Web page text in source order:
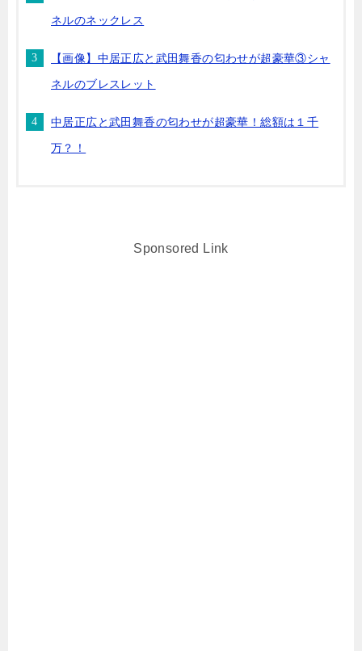
ネルのネックレス
【画像】中居正広と武田舞香の匂わせが超豪華③シャ
ネルのブレスレット
中居正広と武田舞香の匂わせが超豪華！総額は１千
万？！
Sponsored Link